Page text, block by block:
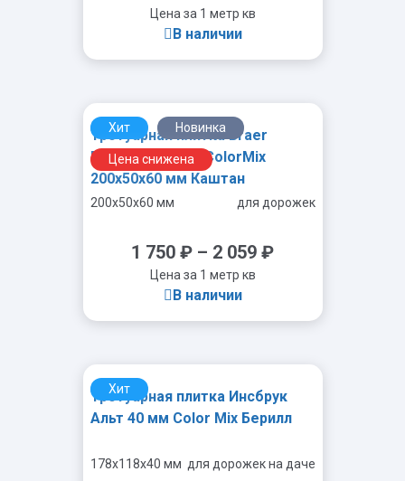
Цена за 1 метр кв
В наличии
- +
Хит Новинка
Цена снижена
Тротуарная плитка Braer
Прямоугольник ColorMix
200х50х60 мм Каштан
200x50x60 мм для дорожек
1 750 ₽ – 2 059 ₽
Цена за 1 метр кв
В наличии
- +
Хит
Тротуарная плитка Инсбрук
Альт 40 мм Color Mix Берилл
178x118x40 мм для дорожек на даче